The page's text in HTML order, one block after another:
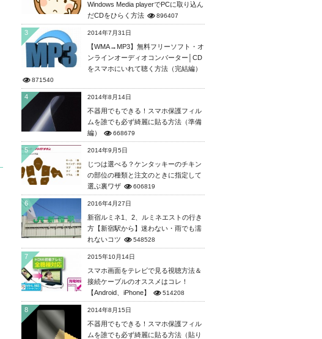
Windows Media playerでPCに取り込ん
だCDをひらく方法
896407
3 2014年7月31日
【WMA→MP3】無料フリーソフト・オ
ンラインオーディオコンバーター│CD
をスマホにいれて聴く方法（完結編）
871540
4 2014年8月14日
不器用でもできる！スマホ保護フィル
ムを誰でも必ず綺麗に貼る方法（準備
編）
668679
5 2014年9月5日
じつは選べる？ケンタッキーのチキン
の部位の種類と注文のときに指定して
選ぶ裏ワザ
606819
6 2016年4月27日
新宿ルミネ1、2、ルミネエストの行き
方【新宿駅から】迷わない・雨でも濡
れないコツ
548528
7 2015年10月14日
スマホ画面をテレビで見る視聴方法＆
接続ケーブルのオススメはコレ！
【Android、iPhone】
514208
8 2014年8月15日
不器用でもできる！スマホ保護フィル
ムを誰でも必ず綺麗に貼る方法（貼り